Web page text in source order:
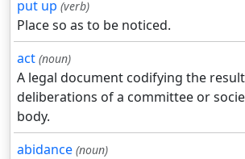
put up (verb)
Place so as to be noticed.
act (noun)
A legal document codifying the
deliberations of a committee or
body.
abidance (noun)